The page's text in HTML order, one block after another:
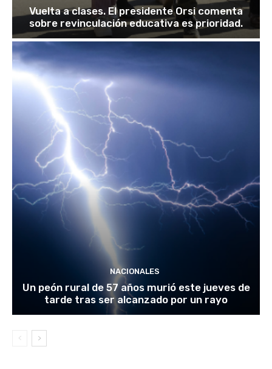
Vuelta a clases. El presidente Orsi comenta
sobre revinculación educativa es prioridad.
NACIONALES
Un peón rural de 57 años murió este jueves de
tarde tras ser alcanzado por un rayo